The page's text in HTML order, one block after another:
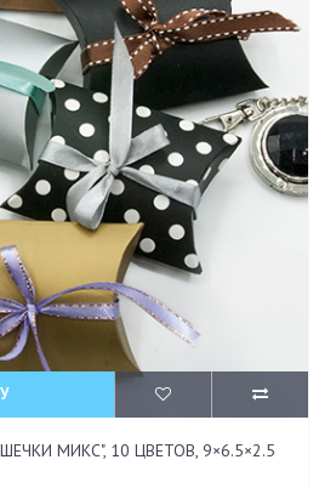
МИКС", 10 ЦВЕТОВ, 9×6.5×2.5